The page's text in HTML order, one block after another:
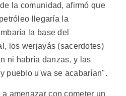
la comunidad, afirmó que
llegaría la
la base del
los werjayás (sacerdotes)
ni habría danzas, y las
pueblo u'wa se acabarían".
amenazar con cometer un